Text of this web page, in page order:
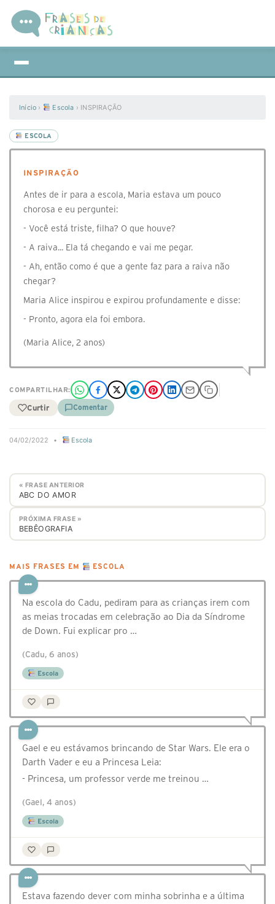
Início › Escola › INSPIRAÇÃO
ESCOLA
INSPIRAÇÃO
Antes de ir para a escola, Maria estava um pouco
chorosa e eu perguntei:
- Você está triste, filha? O que houve?
- A raiva... Ela tá chegando e vai me pegar.
- Ah, então como é que a gente faz para a raiva não
chegar?
Maria Alice inspirou e expirou profundamente e disse:
- Pronto, agora ela foi embora.
(Maria Alice, 2 anos)
COMPARTILHAR:
Curtir Comentar
04/02/2022 • Escola
« FRASE ANTERIOR
ABC DO AMOR
PRÓXIMA FRASE »
BEBÊOGRAFIA
MAIS FRASES EM ESCOLA
Na escola do Cadu, pediram para as crianças irem com
as meias trocadas em celebração ao Dia da Síndrome
de Down. Fui explicar pro …
(Cadu, 6 anos)
Escola
Gael e eu estávamos brincando de Star Wars. Ele era o
Darth Vader e eu a Princesa Leia:
- Princesa, um professor verde me treinou …
(Gael, 4 anos)
Escola
Estava fazendo dever com minha sobrinha e a última